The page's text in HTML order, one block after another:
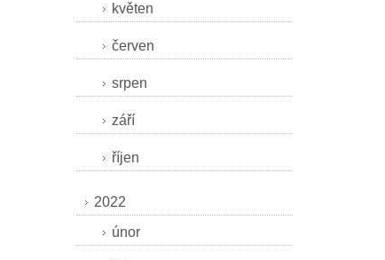
květen
červen
srpen
září
říjen
2022
únor